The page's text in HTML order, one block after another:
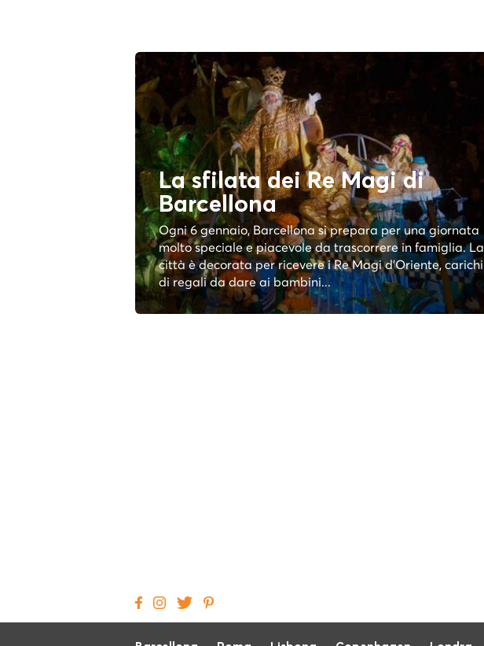
La sfilata dei Re Magi di
Barcellona
Ogni 6 gennaio, Barcellona si prepara per una giornata
molto speciale e piacevole da trascorrere in famiglia. La
città è decorata per ricevere i Re Magi d'Oriente, carichi
di regali da dare ai bambini...